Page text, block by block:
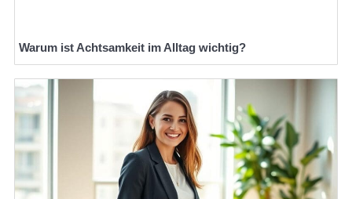
Warum ist Achtsamkeit im Alltag wichtig?